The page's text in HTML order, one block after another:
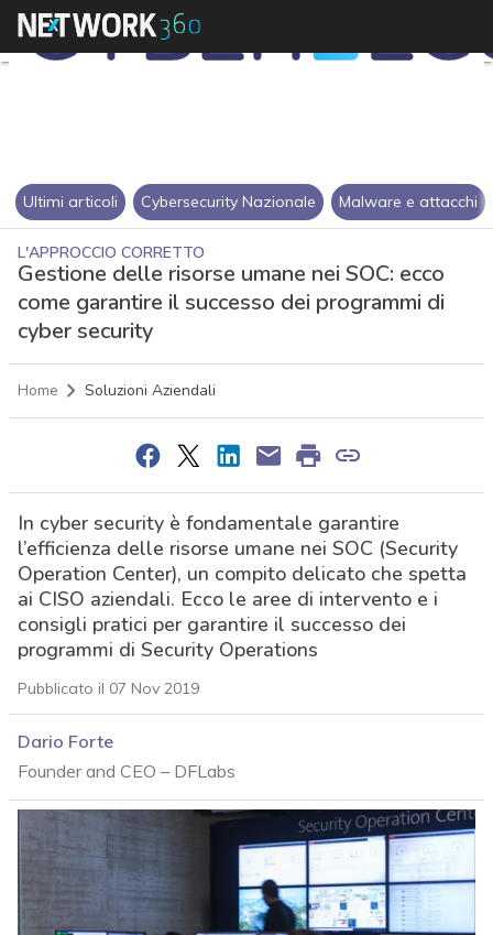
Ultimi articoli Cybersecurity Nazionale Malware e attacchi
L'APPROCCIO CORRETTO
Gestione delle risorse umane nei SOC: ecco
come garantire il successo dei programmi di
cyber security
Home Soluzioni Aziendali
In cyber security è fondamentale garantire
l’efficienza delle risorse umane nei SOC (Security
Operation Center), un compito delicato che spetta
ai CISO aziendali. Ecco le aree di intervento e i
consigli pratici per garantire il successo dei
programmi di Security Operations
Pubblicato il 07 Nov 2019
Dario Forte
Founder and CEO – DFLabs